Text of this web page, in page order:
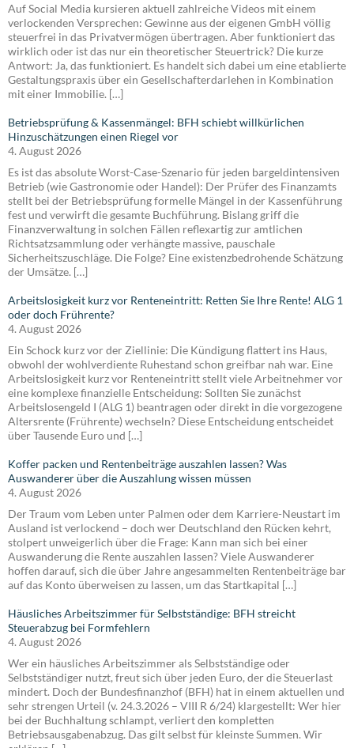
Auf Social Media kursieren aktuell zahlreiche Videos mit einem
verlockenden Versprechen: Gewinne aus der eigenen GmbH völlig
steuerfrei in das Privatvermögen übertragen. Aber funktioniert das
wirklich oder ist das nur ein theoretischer Steuertrick? Die kurze
Antwort: Ja, das funktioniert. Es handelt sich dabei um eine etablierte
Gestaltungspraxis über ein Gesellschafterdarlehen in Kombination
mit einer Immobilie. […]
Betriebsprüfung & Kassenmängel: BFH schiebt willkürlichen
Hinzuschätzungen einen Riegel vor
4. August 2026
Es ist das absolute Worst-Case-Szenario für jeden bargeldintensiven
Betrieb (wie Gastronomie oder Handel): Der Prüfer des Finanzamts
stellt bei der Betriebsprüfung formelle Mängel in der Kassenführung
fest und verwirft die gesamte Buchführung. Bislang griff die
Finanzverwaltung in solchen Fällen reflexartig zur amtlichen
Richtsatzsammlung oder verhängte massive, pauschale
Sicherheitszuschläge. Die Folge? Eine existenzbedrohende Schätzung
der Umsätze. […]
Arbeitslosigkeit kurz vor Renteneintritt: Retten Sie Ihre Rente! ALG 1
oder doch Frührente?
4. August 2026
Ein Schock kurz vor der Ziellinie: Die Kündigung flattert ins Haus,
obwohl der wohlverdiente Ruhestand schon greifbar nah war. Eine
Arbeitslosigkeit kurz vor Renteneintritt stellt viele Arbeitnehmer vor
eine komplexe finanzielle Entscheidung: Sollten Sie zunächst
Arbeitslosengeld I (ALG 1) beantragen oder direkt in die vorgezogene
Altersrente (Frührente) wechseln? Diese Entscheidung entscheidet
über Tausende Euro und […]
Koffer packen und Rentenbeiträge auszahlen lassen? Was
Auswanderer über die Auszahlung wissen müssen
4. August 2026
Der Traum vom Leben unter Palmen oder dem Karriere-Neustart im
Ausland ist verlockend – doch wer Deutschland den Rücken kehrt,
stolpert unweigerlich über die Frage: Kann man sich bei einer
Auswanderung die Rente auszahlen lassen? Viele Auswanderer
hoffen darauf, sich die über Jahre angesammelten Rentenbeiträge bar
auf das Konto überweisen zu lassen, um das Startkapital […]
Häusliches Arbeitszimmer für Selbstständige: BFH streicht
Steuerabzug bei Formfehlern
4. August 2026
Wer ein häusliches Arbeitszimmer als Selbstständige oder
Selbstständiger nutzt, freut sich über jeden Euro, der die Steuerlast
mindert. Doch der Bundesfinanzhof (BFH) hat in einem aktuellen und
sehr strengen Urteil (v. 24.3.2026 – VIII R 6/24) klargestellt: Wer hier
bei der Buchhaltung schlampt, verliert den kompletten
Betriebsausgabenabzug. Das gilt selbst für kleinste Summen. Wir